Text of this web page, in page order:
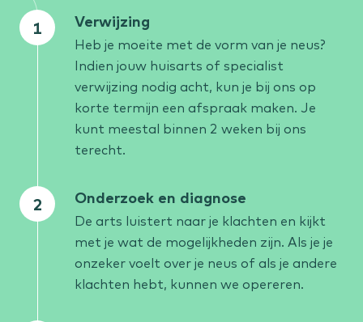
Verwijzing
Heb je moeite met de vorm van je neus?
Indien jouw huisarts of specialist
verwijzing nodig acht, kun je bij ons op
korte termijn een afspraak maken. Je
kunt meestal binnen 2 weken bij ons
terecht.
Onderzoek en diagnose
De arts luistert naar je klachten en kijkt
met je wat de mogelijkheden zijn. Als je je
onzeker voelt over je neus of als je andere
klachten hebt, kunnen we opereren.